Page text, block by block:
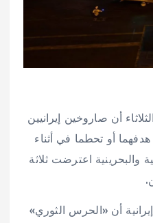
أن صاروخين إيرانيين
هدفهما أو تحطما في أثناء
والبحرينية اعترضت ثلاثة
أن «الحرس الثوري»